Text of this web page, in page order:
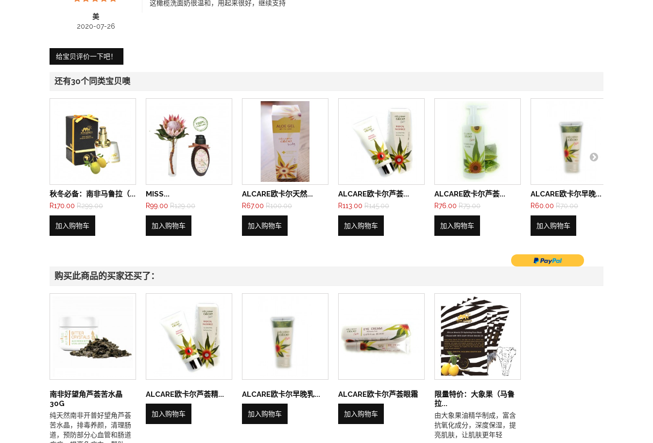
美
2020-07-26
这橄榄洗面奶很温和，用起来很好，继续支持
给宝贝评价一下吧！
还有30个同类宝贝噢
秋冬必备：南非马鲁拉（...
R170.00 R299.00
加入购物车
MISS...
R99.00 R129.00
加入购物车
ALCARE欧卡尔天然...
R67.00 R100.00
加入购物车
ALCARE欧卡尔芦荟...
R113.00 R145.00
加入购物车
ALCARE欧卡尔芦荟...
R76.00 R79.00
加入购物车
ALCARE欧卡尔早晚...
R60.00 R70.00
加入购物车
购买此商品的买家还买了：
南非好望角芦荟苦水晶
30G
纯天然南非开普好望角芦荟
苦水晶，排毒养颜，清理肠
道，预防部分心血管和肠道
ALCARE欧卡尔芦荟精...
加入购物车
ALCARE欧卡尔早晚乳...
加入购物车
ALCARE欧卡尔芦荟眼霜
加入购物车
限量特价：大象果（马鲁
拉...
由大象果油精华制成，富含
抗氧化成分，深度保湿，提
亮肌肤，让肌肤更年轻